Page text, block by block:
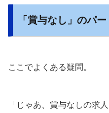
「賞与なし」のパ
ここでよくある疑問。
「じゃあ、賞与なしの求